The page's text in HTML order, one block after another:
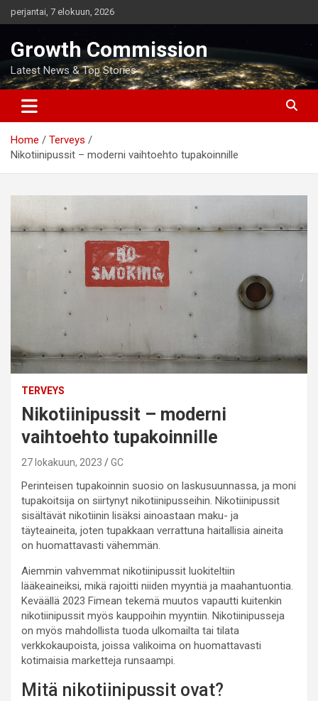
to
perjantai, 7 elokuun, 2026
Growth Commission
Latest News & Top Stories
Home
Terveys
Nikotiinipussit – moderni vaihtoehto tupakoinnille
TERVEYS
Nikotiinipussit – moderni
vaihtoehto tupakoinnille
27 lokakuun, 2023 GC
Perinteisen tupakoinnin suosio on laskusuunnassa, ja moni
tupakoitsija on siirtynyt nikotiinipusseihin. Nikotiinipussit
sisältävät nikotiinin lisäksi ainoastaan maku- ja
täyteaineita, joten tupakkaan verrattuna haitallisia aineita
on huomattavasti vähemmän.
Aiemmin vahvemmat nikotiinipussit luokiteltiin
lääkeaineiksi, mikä rajoitti niiden myyntiä ja maahantuontia.
Keväällä 2023 Fimean tekemä muutos vapautti kuitenkin
nikotiinipussit myös kauppoihin myyntiin. Nikotiinipusseja
on myös mahdollista tuoda ulkomailta tai tilata
verkkokaupoista, joissa valikoima on huomattavasti
kotimaisia marketteja runsaampi.
Mitä nikotiinipussit ovat?